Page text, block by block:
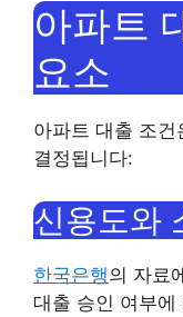
아파트
요소
아파트 대출 조건
결정됩니다:
신용도와
한국은행의 자료
대출 승인 여부